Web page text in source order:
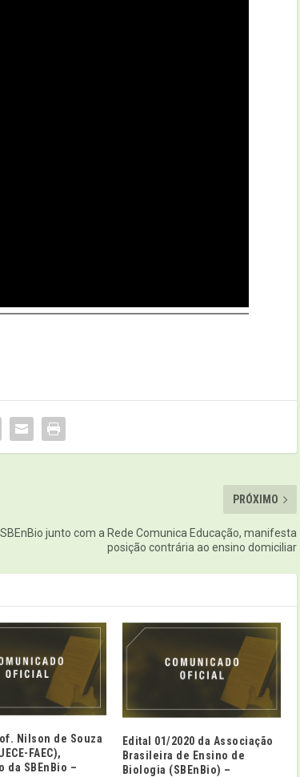
PRÓXIMO
junto com a Rede Comunica Educação, manifesta
posição contrária ao ensino domiciliar
Nilson de Souza
FAEC),
da SBEnBio –
Edital 01/2020 da Associação
Brasileira de Ensino de
Biologia (SBEnBio) –